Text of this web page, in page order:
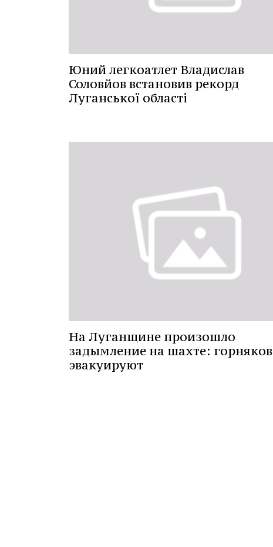
Юний легкоатлет Владислав
Соловйов встановив рекорд
Луганської області
На Луганщине произошло
задымление на шахте: горняков
эвакуируют